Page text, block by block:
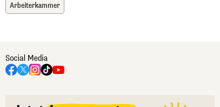
Arbeiterkammer
Social Media